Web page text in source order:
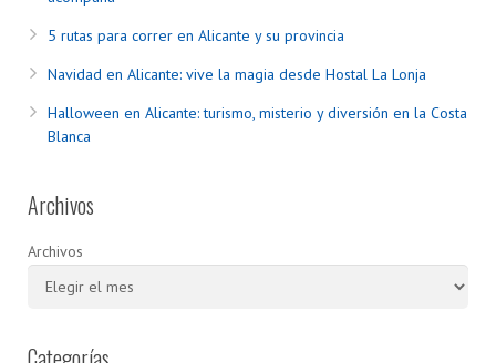
5 rutas para correr en Alicante y su provincia
Navidad en Alicante: vive la magia desde Hostal La Lonja
Halloween en Alicante: turismo, misterio y diversión en la Costa
Blanca
Archivos
Archivos